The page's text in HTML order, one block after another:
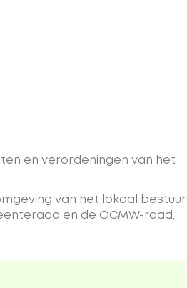
en verordeningen van het
van het lokaal bestuur
en de OCMW-raad,